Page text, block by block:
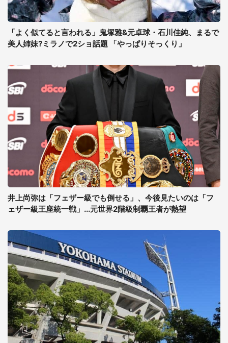
「よく似てると言われる」鬼塚雅&元卓球・石川佳純、まるで
美人姉妹?ミラノで2ショ話題 「やっぱりそっくり」
井上尚弥は「フェザー級でも倒せる」、今後見たいのは「フ
ェザー級王座統一戦」...元世界2階級制覇王者が熱望